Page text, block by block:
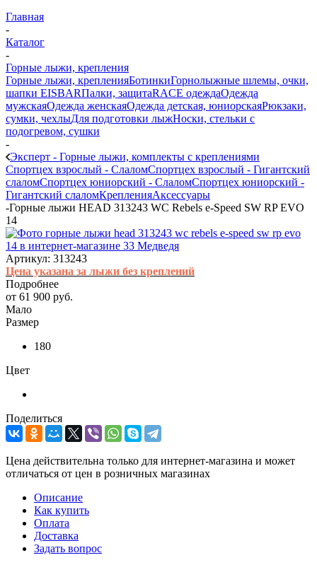
Главная
-
Каталог
-
Горные лыжи, крепления
Горные лыжи, крепленияБотинкиГорнолыжные шлемы, очки,
шапки EISBARПалки, защитаRACE одеждаОдежда
мужскаяОдежда женскаяОдежда детская, юниорскаяРюкзаки,
сумки, чехлыДля подготовки лыжНоски, стельки с
подогревом, сушки
-
Эксперт - Горные лыжи, комплекты с креплениями
Спортцех взрослый - СлаломСпортцех взрослый - Гигантский
слаломСпортцех юниорский - СлаломСпортцех юниорский -
Гигантский слаломКрепленияАксессуары
-Горные лыжи HEAD 313243 WC Rebels e-Speed SW RP EVO
14
Артикул: 313243
Цена указана за лыжи без креплений
Подробнее
от 61 900 руб.
Мало
Размер
180
Цвет
Поделиться
Цена действительна только для интернет-магазина и может
отличаться от цен в розничных магазинах
Описание
Как купить
Оплата
Доставка
Задать вопрос